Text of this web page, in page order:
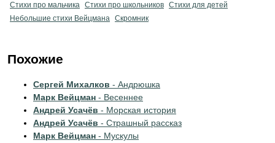
Стихи про мальчика Стихи про школьников Стихи для детей
Небольшие стихи Вейцмана Скромник
Похожие
Сергей Михалков - Андрюшка
Марк Вейцман - Весеннее
Андрей Усачёв - Морская история
Андрей Усачёв - Страшный рассказ
Марк Вейцман - Мускулы